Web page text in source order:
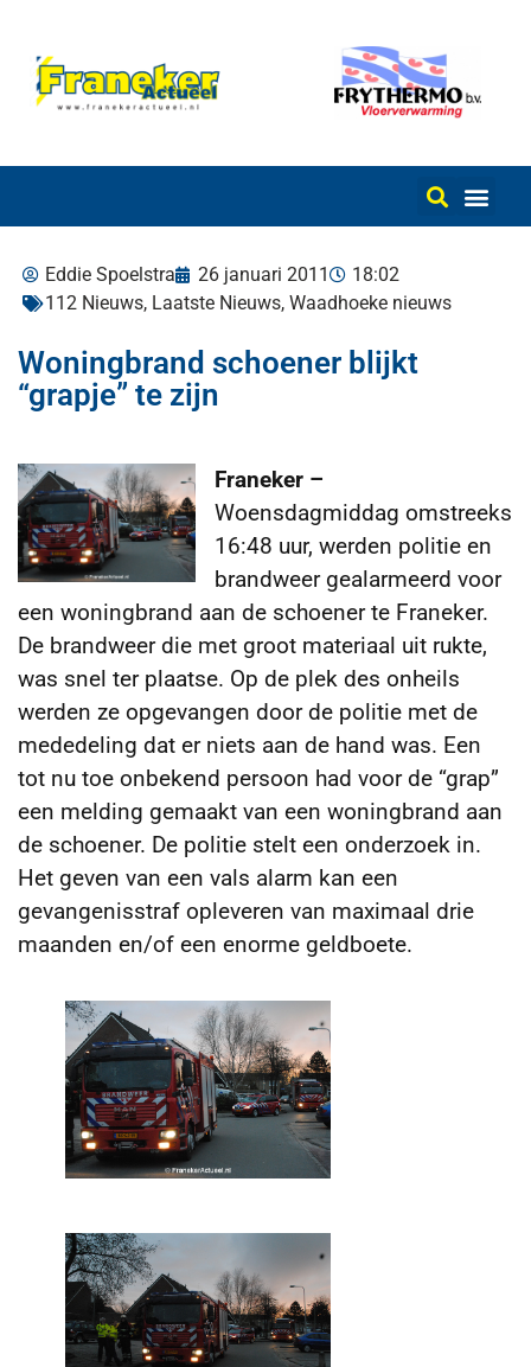
Eddie Spoelstra 26 januari 2011
18:02
112 Nieuws, Laatste Nieuws, Waadhoeke nieuws
Woningbrand schoener blijkt
“grapje” te zijn
Franeker –
Woensdagmiddag omstreeks
16:48 uur, werden politie en
brandweer gealarmeerd voor
een woningbrand aan de schoener te Franeker.
De brandweer die met groot materiaal uit rukte,
was snel ter plaatse. Op de plek des onheils
werden ze opgevangen door de politie met de
mededeling dat er niets aan de hand was. Een
tot nu toe onbekend persoon had voor de “grap”
een melding gemaakt van een woningbrand aan
de schoener. De politie stelt een onderzoek in.
Het geven van een vals alarm kan een
gevangenisstraf opleveren van maximaal drie
maanden en/of een enorme geldboete.